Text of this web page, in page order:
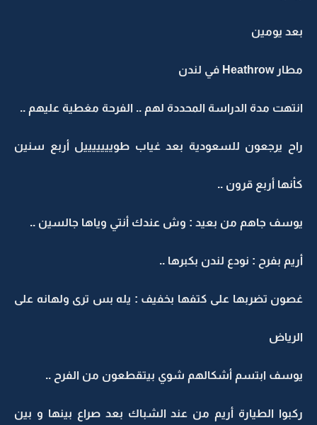
بعد يومين
مطار Heathrow في لندن
انتهت مدة الدراسة المحددة لهم .. الفرحة مغطية عليهم ..
راح يرجعون للسعودية بعد غياب طويييييييل أربع سنين
كأنها أربع قرون ..
يوسف جاهم من بعيد : وش عندك أنتي وياها جالسين ..
أريم بفرح : نودع لندن بكبرها ..
غصون تضربها على كتفها بخفيف : يله بس ترى ولهانه على
الرياض
يوسف ابتسم أشكالهم شوي بيتقطعون من الفرح ..
ركبوا الطيارة أريم من عند الشباك بعد صراع بينها و بين